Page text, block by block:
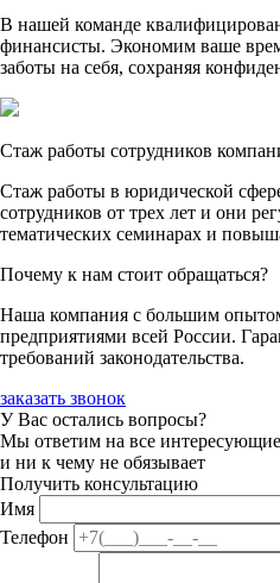
В нашей команде
финансисты. Экономим ваше
заботы на себя, сохраняя
Стаж работы сотрудников
Стаж работы в юридической
сотрудников от трех лет и они
тематических семинарах и
Почему к нам стоит обращаться?
Наша компания с большим
предприятиями всей России.
требований законодательства.
заказать звонок
У Вас остались вопросы?
Мы ответим на все
и ни к чему не обязывает
Получить консультацию
Имя
Телефон